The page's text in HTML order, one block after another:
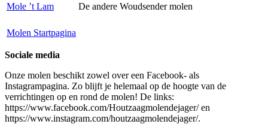
Mole ’t Lam De andere Woudsender molen
Molen Startpagina
Sociale media
Onze molen beschikt zowel over een Facebook- als
Instagrampagina. Zo blijft je helemaal op de hoogte van de
verrichtingen op en rond de molen! De links:
https://www.facebook.com/Houtzaagmolendejager/ en
https://www.instagram.com/houtzaagmolendejager/.